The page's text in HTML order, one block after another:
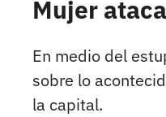
Mujer
En medio del
sobre lo
la capital.